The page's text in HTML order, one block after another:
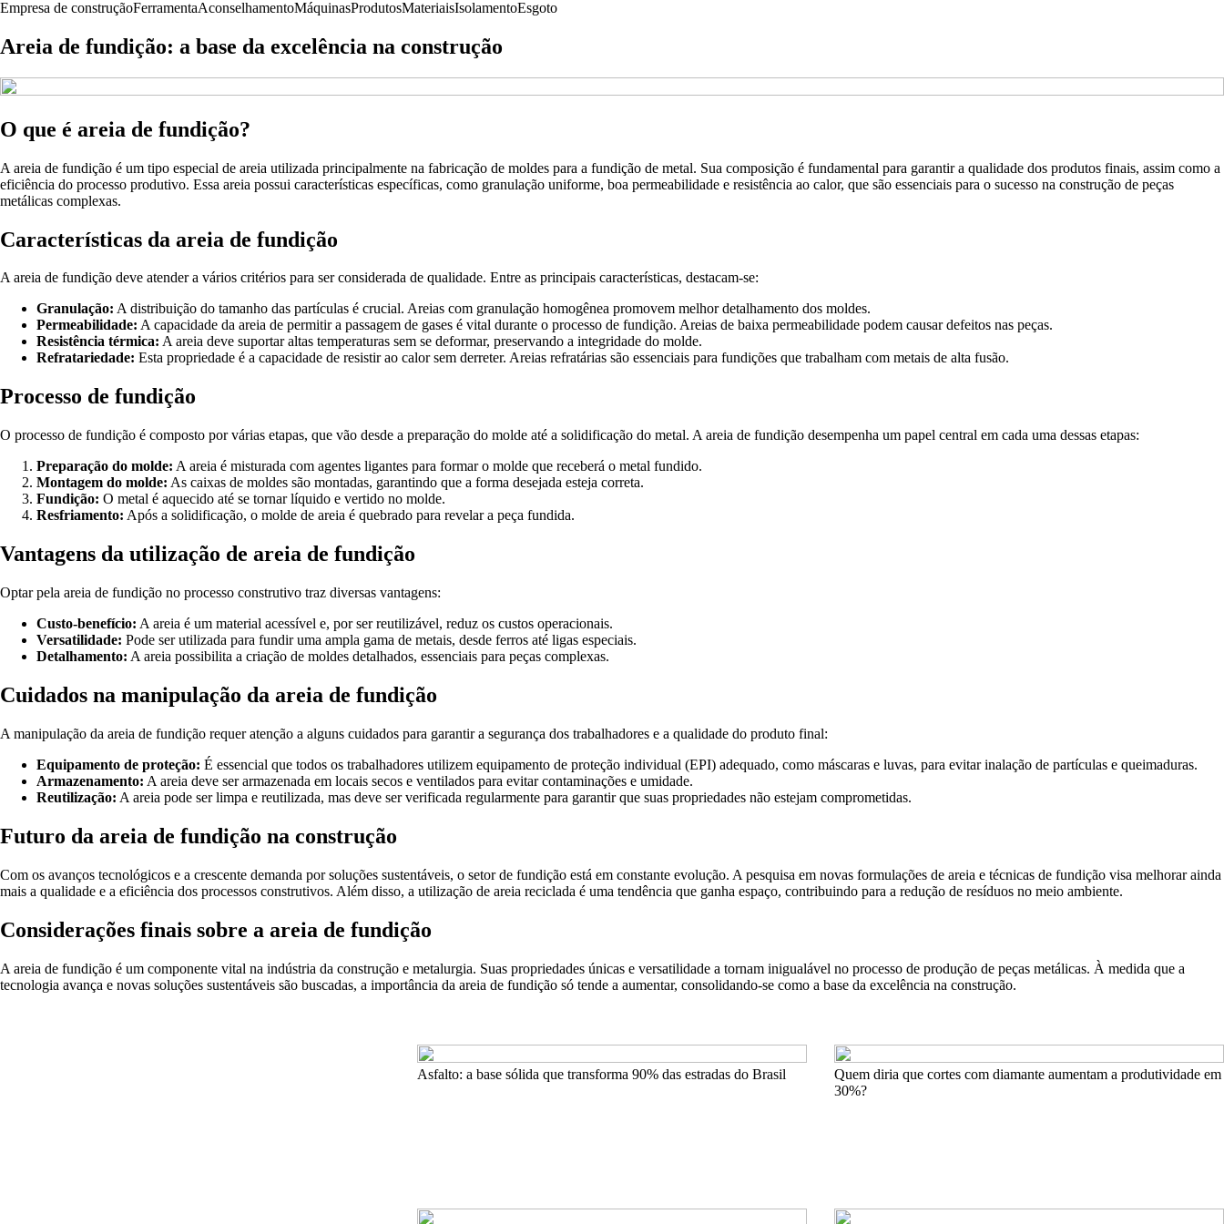
Empresa de construçãoFerramentaAconselhamentoMáquinasProdutosMateriaisIsolamentoEsgoto
Areia de fundição: a base da excelência na construção
O que é areia de fundição?
A areia de fundição é um tipo especial de areia utilizada principalmente na fabricação de moldes para a fundição de metal. Sua composição é fundamental para garantir a qualidade dos produtos finais, assim como a
eficiência do processo produtivo. Essa areia possui características específicas, como granulação uniforme, boa permeabilidade e resistência ao calor, que são essenciais para o sucesso na construção de peças
metálicas complexas.
Características da areia de fundição
A areia de fundição deve atender a vários critérios para ser considerada de qualidade. Entre as principais características, destacam-se:
Granulação: A distribuição do tamanho das partículas é crucial. Areias com granulação homogênea promovem melhor detalhamento dos moldes.
Permeabilidade: A capacidade da areia de permitir a passagem de gases é vital durante o processo de fundição. Areias de baixa permeabilidade podem causar defeitos nas peças.
Resistência térmica: A areia deve suportar altas temperaturas sem se deformar, preservando a integridade do molde.
Refratariedade: Esta propriedade é a capacidade de resistir ao calor sem derreter. Areias refratárias são essenciais para fundições que trabalham com metais de alta fusão.
Processo de fundição
O processo de fundição é composto por várias etapas, que vão desde a preparação do molde até a solidificação do metal. A areia de fundição desempenha um papel central em cada uma dessas etapas:
Preparação do molde: A areia é misturada com agentes ligantes para formar o molde que receberá o metal fundido.
Montagem do molde: As caixas de moldes são montadas, garantindo que a forma desejada esteja correta.
Fundição: O metal é aquecido até se tornar líquido e vertido no molde.
Resfriamento: Após a solidificação, o molde de areia é quebrado para revelar a peça fundida.
Vantagens da utilização de areia de fundição
Optar pela areia de fundição no processo construtivo traz diversas vantagens:
Custo-benefício: A areia é um material acessível e, por ser reutilizável, reduz os custos operacionais.
Versatilidade: Pode ser utilizada para fundir uma ampla gama de metais, desde ferros até ligas especiais.
Detalhamento: A areia possibilita a criação de moldes detalhados, essenciais para peças complexas.
Cuidados na manipulação da areia de fundição
A manipulação da areia de fundição requer atenção a alguns cuidados para garantir a segurança dos trabalhadores e a qualidade do produto final:
Equipamento de proteção: É essencial que todos os trabalhadores utilizem equipamento de proteção individual (EPI) adequado, como máscaras e luvas, para evitar inalação de partículas e queimaduras.
Armazenamento: A areia deve ser armazenada em locais secos e ventilados para evitar contaminações e umidade.
Reutilização: A areia pode ser limpa e reutilizada, mas deve ser verificada regularmente para garantir que suas propriedades não estejam comprometidas.
Futuro da areia de fundição na construção
Com os avanços tecnológicos e a crescente demanda por soluções sustentáveis, o setor de fundição está em constante evolução. A pesquisa em novas formulações de areia e técnicas de fundição visa melhorar ainda
mais a qualidade e a eficiência dos processos construtivos. Além disso, a utilização de areia reciclada é uma tendência que ganha espaço, contribuindo para a redução de resíduos no meio ambiente.
Considerações finais sobre a areia de fundição
A areia de fundição é um componente vital na indústria da construção e metalurgia. Suas propriedades únicas e versatilidade a tornam inigualável no processo de produção de peças metálicas. À medida que a
tecnologia avança e novas soluções sustentáveis são buscadas, a importância da areia de fundição só tende a aumentar, consolidando-se como a base da excelência na construção.
Asfalto: a base sólida que transforma 90% das estradas do Brasil
Quem diria que cortes com diamante aumentam a produtividade em
30%?